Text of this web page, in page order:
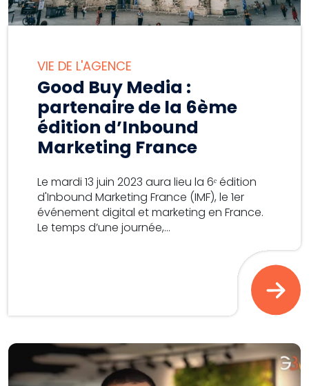
VIE DE L'AGENCE
Good Buy Media :
partenaire de la 6ème
édition d’Inbound
Marketing France
Le mardi 13 juin 2023 aura lieu la 6ᵉ édition
d'Inbound Marketing France (IMF), le 1er
événement digital et marketing en France.
Le temps d’une journée,...